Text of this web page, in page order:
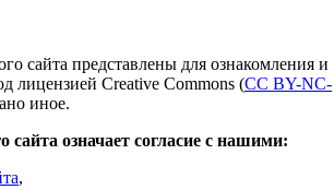
сайта представлены для ознакомления и
лицензией Creative Commons (CC BY-NC-
иное.
сайта означает согласие с нашими:
,